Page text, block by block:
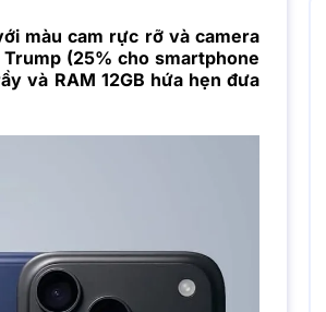
màu cam rực rỡ và camera
(25% cho smartphone
và RAM 12GB hứa hẹn đưa